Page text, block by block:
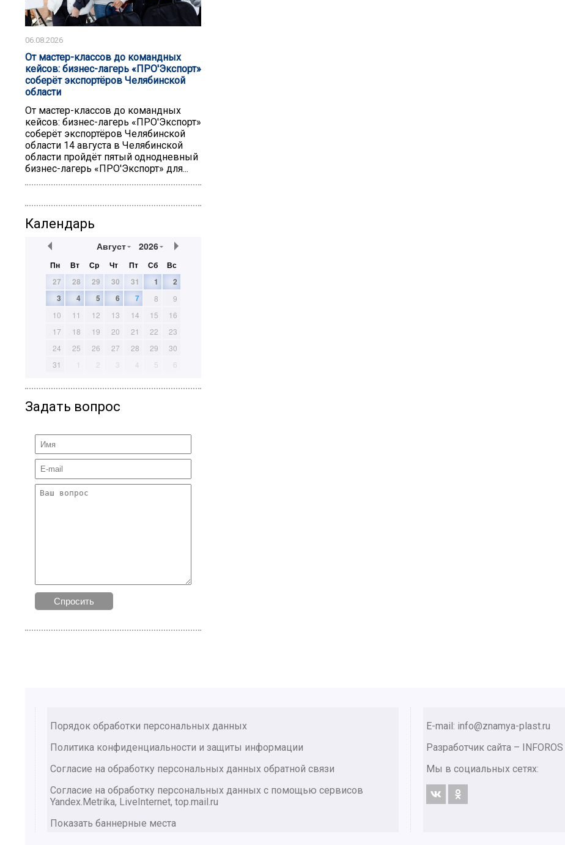
06.08.2026
От мастер-классов до командных
кейсов: бизнес-лагерь «ПРO'Экспорт»
соберёт экспортёров Челябинской
области
От мастер-классов до командных
кейсов: бизнес-лагерь «ПРO'Экспорт»
соберёт экспортёров Челябинской
области 14 августа в Челябинской
области пройдёт пятый однодневный
бизнес-лагерь «ПРO'Экспорт» для...
Календарь
Август 2026
Пн Вт Ср Чт Пт Сб
Вс
27
28 29 30 31 1
2
3
4 5 6 7 8
9
10
11 12 13 14 15
16
17
18 19 20 21 22
23
24
25 26 27 28 29
30
31
1 2 3 4 5 6
Задать вопрос
Порядок обработки персональных данных
Политика конфиденциальности и защиты информации
Согласие на обработку персональных данных обратной связи
Согласие на обработку персональных данных с помощью сервисов
Yandex.Metrika, LiveInternet, top.mail.ru
Показать баннерные места
E-mail: info@znamya-plast.ru
Разработчик сайта – INFOROS
Мы в социальных сетях: